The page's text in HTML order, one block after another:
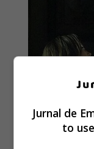
Jurnal de
to